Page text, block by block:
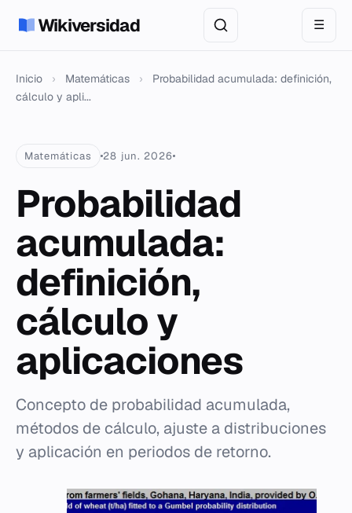
Wikiversidad ☰
Inicio › Matemáticas ›
Probabilidad acumulada: definición,
cálculo y apli...
Matemáticas 28 jun. 2026
Probabilidad
acumulada:
definición,
cálculo y
aplicaciones
Concepto de probabilidad acumulada,
métodos de cálculo, ajuste a distribuciones
y aplicación en periodos de retorno.